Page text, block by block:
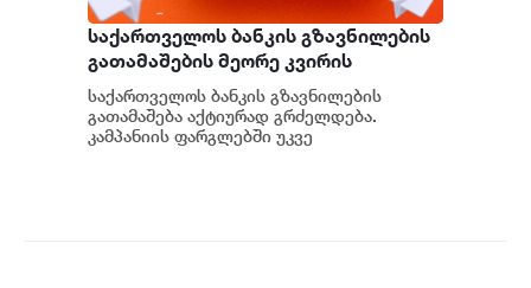
საქართველოს ბანკის გზავნილების
გათამაშების მეორე კვირის
გამარჯვებულები გამოვლინდნენ
საქართველოს ბანკის გზავნილების
გათამაშება აქტიურად გრძელდება.
კამპანიის ფარგლებში უკვე